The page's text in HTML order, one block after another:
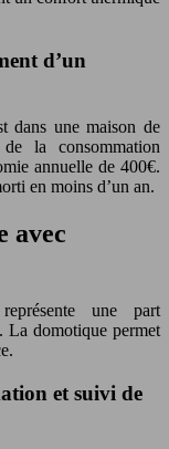
d’un
dans une maison de
la consommation
annuelle de 400€.
en moins d’un an.
avec
une part
La domotique permet
et suivi de